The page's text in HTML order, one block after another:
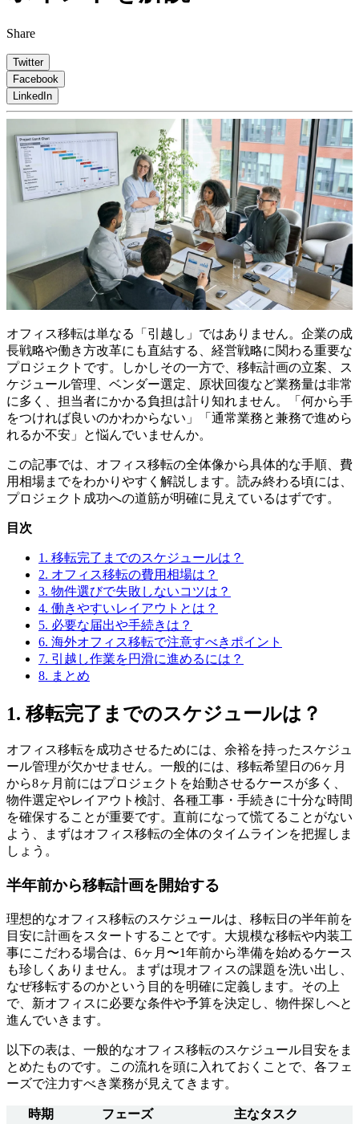
Share
Twitter
Facebook
LinkedIn
オフィス移転は単なる「引越し」ではありません。企業の成
長戦略や働き方改革にも直結する、経営戦略に関わる重要な
プロジェクトです。しかしその一方で、移転計画の立案、ス
ケジュール管理、ベンダー選定、原状回復など業務量は非常
に多く、担当者にかかる負担は計り知れません。「何から手
をつければ良いのかわからない」「通常業務と兼務で進めら
れるか不安」と悩んでいませんか。
この記事では、オフィス移転の全体像から具体的な手順、費
用相場までをわかりやすく解説します。読み終わる頃には、
プロジェクト成功への道筋が明確に見えているはずです。
目次
1. 移転完了までのスケジュールは？
2. オフィス移転の費用相場は？
3. 物件選びで失敗しないコツは？
4. 働きやすいレイアウトとは？
5. 必要な届出や手続きは？
6. 海外オフィス移転で注意すべきポイント
7. 引越し作業を円滑に進めるには？
8. まとめ
1. 移転完了までのスケジュールは？
オフィス移転を成功させるためには、余裕を持ったスケジュ
ール管理が欠かせません。一般的には、移転希望日の6ヶ月
から8ヶ月前にはプロジェクトを始動させるケースが多く、
物件選定やレイアウト検討、各種工事・手続きに十分な時間
を確保することが重要です。直前になって慌てることがない
よう、まずはオフィス移転の全体のタイムラインを把握しま
しょう。
半年前から移転計画を開始する
理想的なオフィス移転のスケジュールは、移転日の半年前を
目安に計画をスタートすることです。大規模な移転や内装工
事にこだわる場合は、6ヶ月〜1年前から準備を始めるケース
も珍しくありません。まずは現オフィスの課題を洗い出し、
なぜ移転するのかという目的を明確に定義します。その上
で、新オフィスに必要な条件や予算を決定し、物件探しへと
進んでいきます。
以下の表は、一般的なオフィス移転のスケジュール目安をま
とめたものです。この流れを頭に入れておくことで、各フェ
ーズで注力すべき業務が見えてきます。
時期 フェーズ 主なタスク